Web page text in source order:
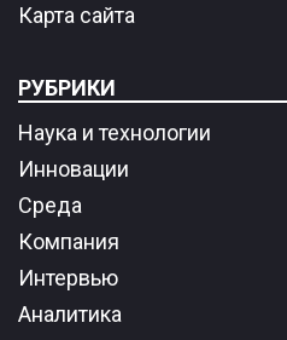
Карта сайта
РУБРИКИ
Наука и технологии
Инновации
Среда
Компания
Интервью
Аналитика